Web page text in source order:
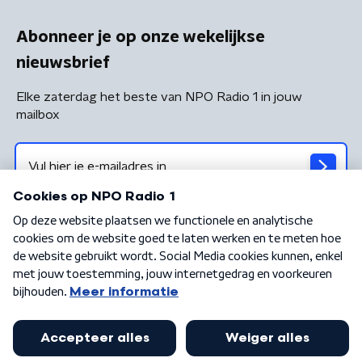
Abonneer je op onze wekelijkse
nieuwsbrief
Elke zaterdag het beste van NPO Radio 1 in jouw
mailbox
Algemene voorwaarden